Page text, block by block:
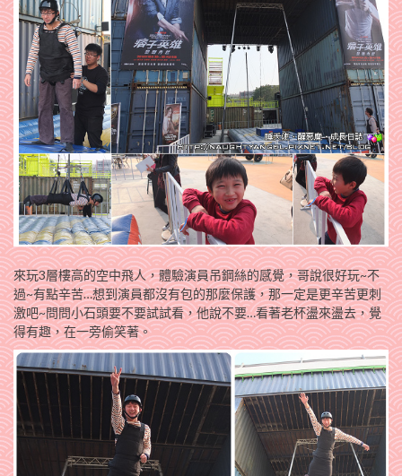
來玩3層樓高的空中飛人，體驗演員吊鋼絲的感覺，哥說很好玩~不
過~有點辛苦…想到演員都沒有包的那麼保護，那一定是更辛苦更刺
激吧~問問小石頭要不要試試看，他說不要…看著老杯盪來盪去，覺
得有趣，在一旁偷笑著。